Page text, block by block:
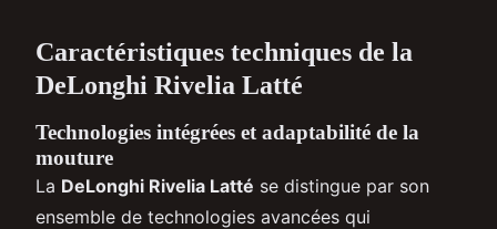
Caractéristiques techniques de la
DeLonghi Rivelia Latté
Technologies intégrées et adaptabilité de la
mouture
La DeLonghi Rivelia Latté se distingue par son
ensemble de technologies avancées qui